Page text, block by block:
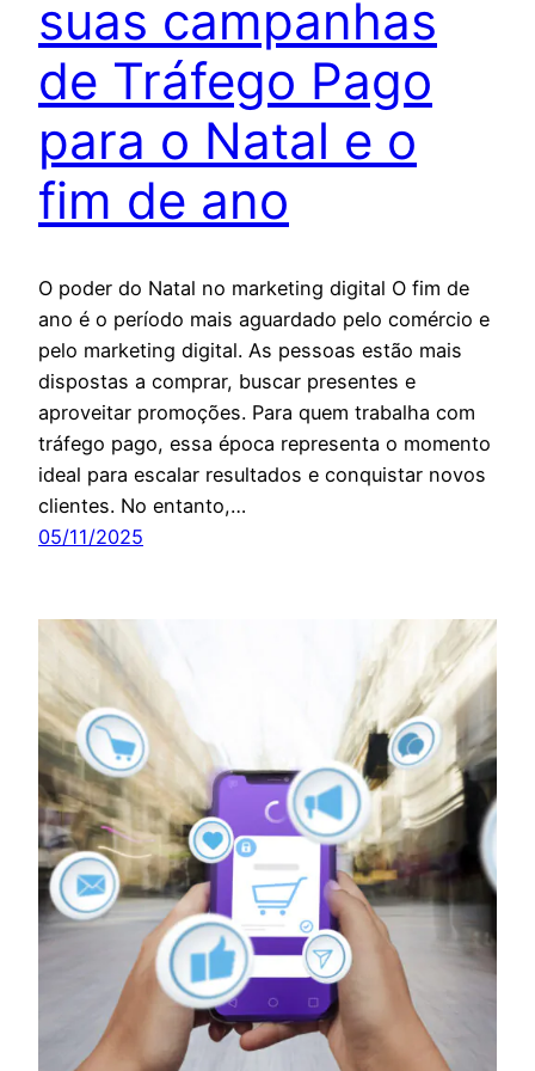
suas campanhas
de Tráfego Pago
para o Natal e o
fim de ano
O poder do Natal no marketing digital O fim de
ano é o período mais aguardado pelo comércio e
pelo marketing digital. As pessoas estão mais
dispostas a comprar, buscar presentes e
aproveitar promoções. Para quem trabalha com
tráfego pago, essa época representa o momento
ideal para escalar resultados e conquistar novos
clientes. No entanto,…
05/11/2025